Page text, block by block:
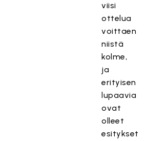
viisi
ottelua
voittaen
niistä
kolme,
ja
erityisen
lupaavia
ovat
olleet
esitykset